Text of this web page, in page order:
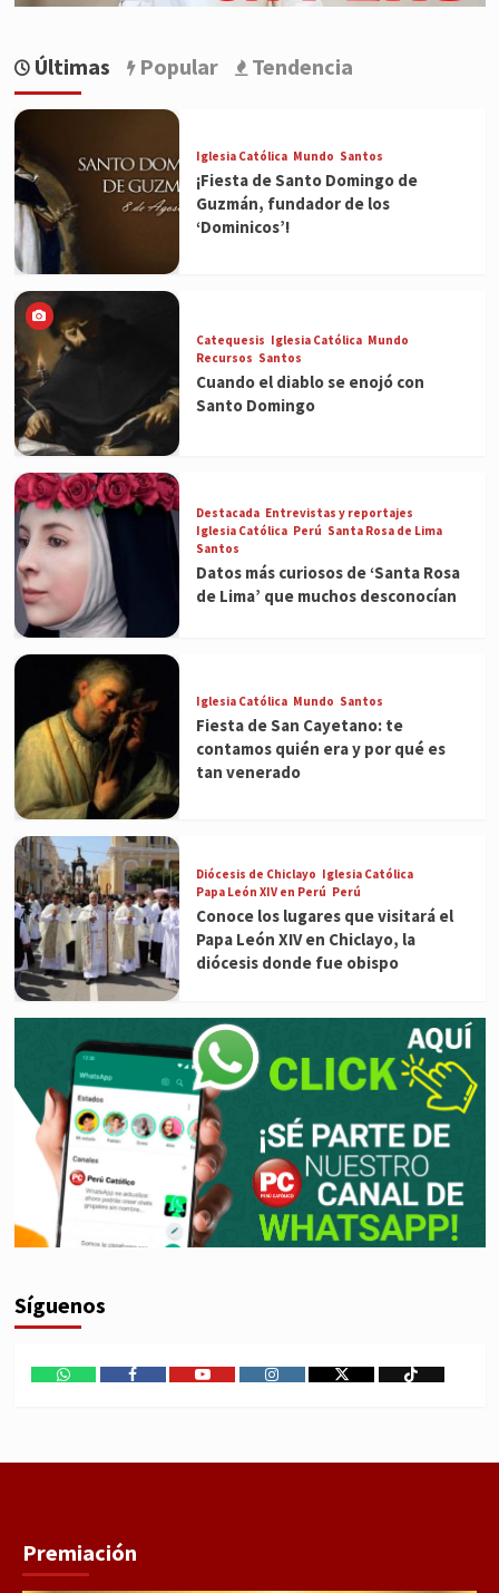
Últimas Popular Tendencia
Iglesia Católica Mundo Santos
¡Fiesta de Santo Domingo de
Guzmán, fundador de los
‘Dominicos’!
Catequesis Iglesia Católica Mundo
Recursos Santos
Cuando el diablo se enojó con
Santo Domingo
Destacada Entrevistas y reportajes
Iglesia Católica Perú Santa Rosa de Lima
Santos
Datos más curiosos de ‘Santa Rosa
de Lima’ que muchos desconocían
Iglesia Católica Mundo Santos
Fiesta de San Cayetano: te
contamos quién era y por qué es
tan venerado
Diócesis de Chiclayo Iglesia Católica
Papa León XIV en Perú Perú
Conoce los lugares que visitará el
Papa León XIV en Chiclayo, la
diócesis donde fue obispo
Síguenos
Premiación